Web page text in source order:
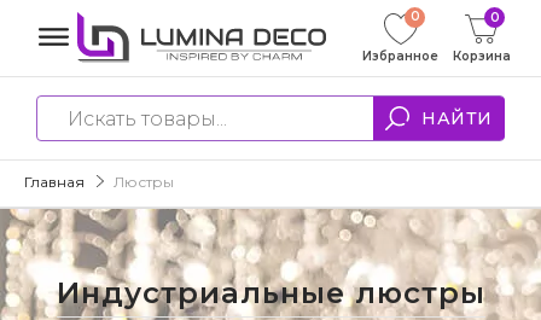
НАЙТИ
0
Избранное Корзина
0
Главная Люстры
Индустриальные люстры